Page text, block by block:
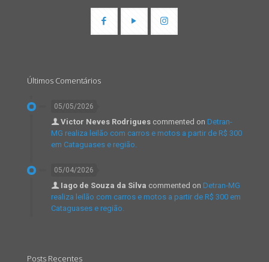
Últimos Comentários
05/05/2026
Victor Neves Rodrigues commented on Detran-
MG realiza leilão com carros e motos a partir de R$ 300
em Cataguases e região.
05/04/2026
Iago de Souza da Silva commented on Detran-MG
realiza leilão com carros e motos a partir de R$ 300 em
Cataguases e região.
Posts Recentes